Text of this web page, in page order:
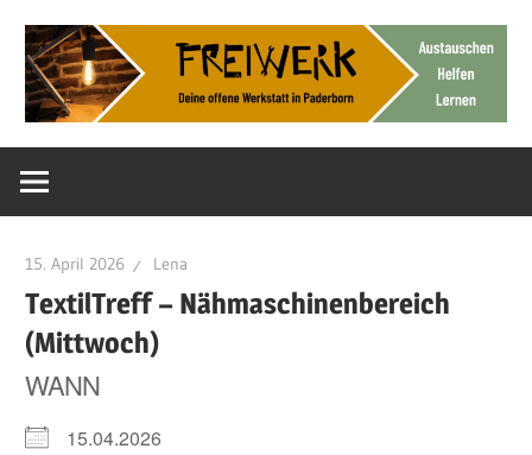
Inhalt
springen
FreiWerk
Paderborn
offene
15. April 2026 Lena
TextilTreff – Nähmaschinenbereich
(Mittwoch)
WANN
15.04.2026